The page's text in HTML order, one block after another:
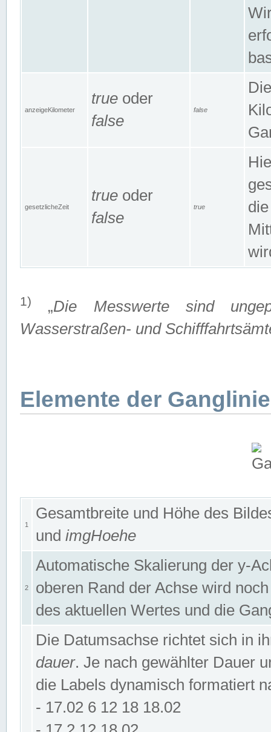
anzeigeKilometer
true oder
false
false
gesetzlicheZeit
true oder
false
true
1) „Die Messwerte sind
Wasserstraßen- und
Elemente der
1
Gesamtbreite und Höhe des
und imgHoehe
2
Automatische Skalierung der y-
oberen Rand der Achse wird
des aktuellen Wertes und die
Die Datumsachse richtet sich in
dauer. Je nach gewählter Dauer
die Labels dynamisch formatiert
- 17.02 6 12 18 18.02